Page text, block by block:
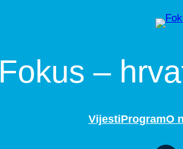
Fokus –
VijestiProgramO